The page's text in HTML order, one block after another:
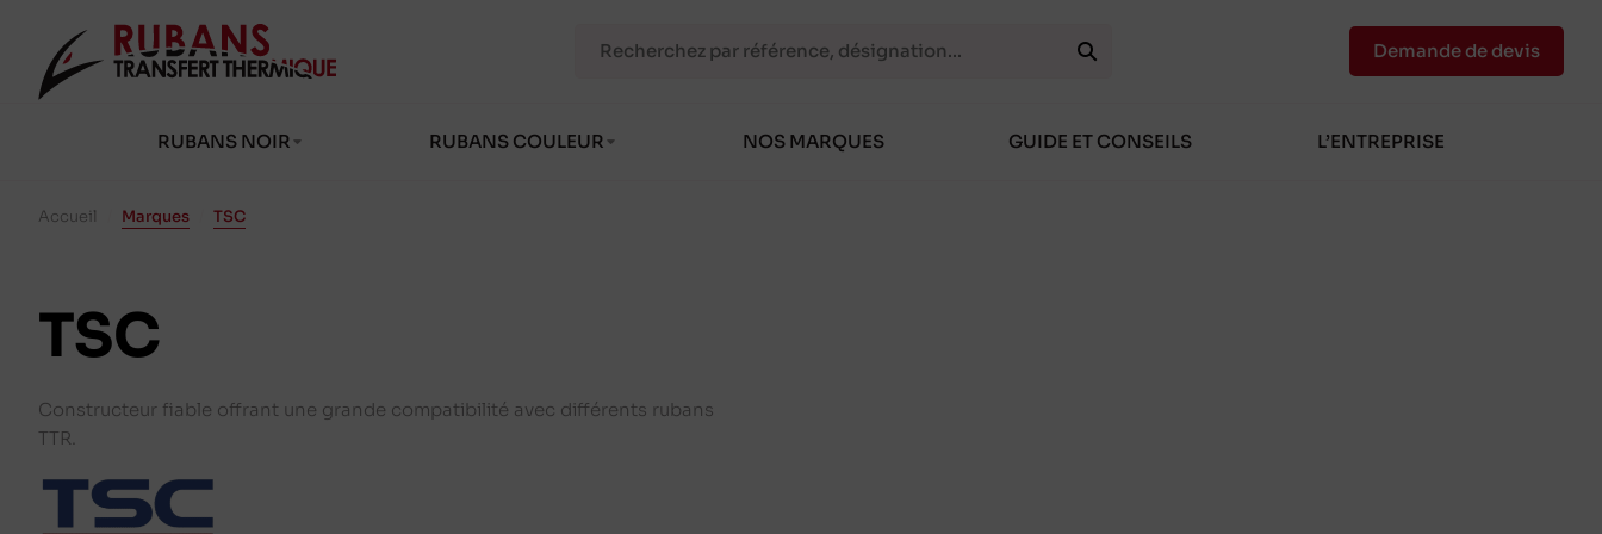
RUBANS NOIR RUBANS COULEUR NOS MARQUES GUIDE ET CONSEILS L’ENTREPRISE
Demande de devis
TSC
Constructeur fiable offrant une grande compatibilité avec différents rubans
TTR.
Accueil Marques TSC